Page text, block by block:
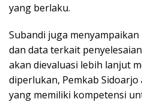
yang berlaku.
Subandi juga
dan data terkait
akan dievaluasi lebih lanjut
diperlukan, Pemkab
yang memiliki kompetensi